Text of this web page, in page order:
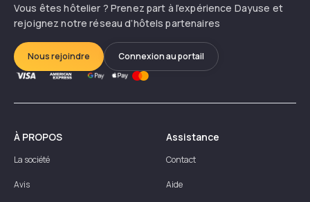
Vous êtes hôtelier ? Prenez part à l’expérience Dayuse et
rejoignez notre réseau d’hôtels partenaires
Nous rejoindre Connexion au portail
À PROPOS
La société
Avis
Assistance
Contact
Aide